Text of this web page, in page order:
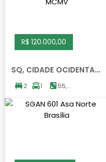
R$ 120.000,00
SQ, CIDADE OCIDENTAL,
CIDADE OCIDENTAL
2 1
55,00